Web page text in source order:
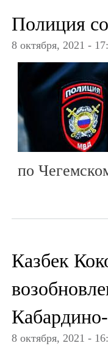
Полиция
8 октября, 2021 -
по
Казбек
8 октября, 2021 -